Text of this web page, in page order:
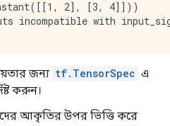
2], [3, 4]]))
incompatible with
dtype=tf.int32,
call last):
জন্য tf.TensorSpec এ
করুন।
আকৃতির উপর ভিত্তি করে